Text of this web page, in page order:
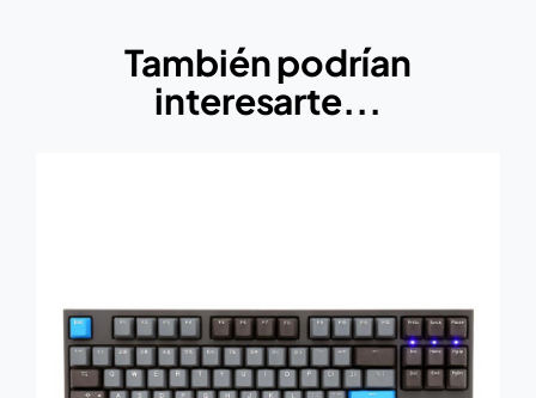
También podrían
interesarte...